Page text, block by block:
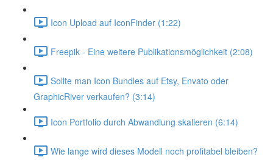
Icon Upload auf IconFinder (1:22)
Freepik - Eine weitere Publikationsmöglichkeit (2:08)
Sollte man Icon Bundles auf Etsy, Envato oder
GraphicRiver verkaufen? (3:14)
Icon Portfolio durch Abwandlung skalieren (6:14)
Wie lange wird dieses Modell noch profitabel bleiben?